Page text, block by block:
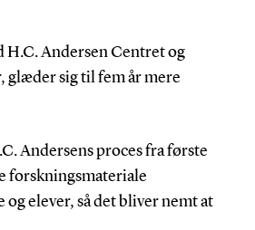
H.C. Andersen Centret og
glæder sig til fem år mere
Andersens proces fra første
forskningsmateriale
elever, så det bliver nemt at